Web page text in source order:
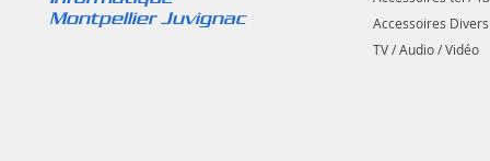
Montpellier Juvignac
Accessoires Divers
TV / Audio / Vidéo